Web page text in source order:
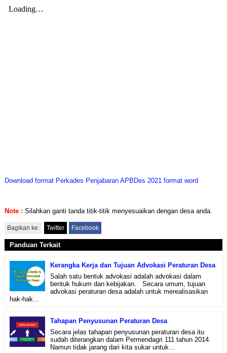
Download format Perkades Penjabaran APBDes 2021 format word
Note : Silahkan ganti tanda titik-titik menyesuaikan dengan desa anda.
Bagikan ke: Twitter Facebook
Panduan Terkait
Kerangka Kerja dan Tujuan Advokasi Peraturan Desa
Salah satu bentuk advokasi adalah advokasi dalam
bentuk hukum dan kebijakan. Secara umum, tujuan
advokasi peraturan desa adalah untuk merealisasikan
hak-hak...
Tahapan Penyusunan Peraturan Desa
Secara jelas tahapan penyusunan peraturan desa itu
sudah diterangkan dalam Permendagri 111 tahun 2014.
Namun tidak jarang dari kita sukar untuk...